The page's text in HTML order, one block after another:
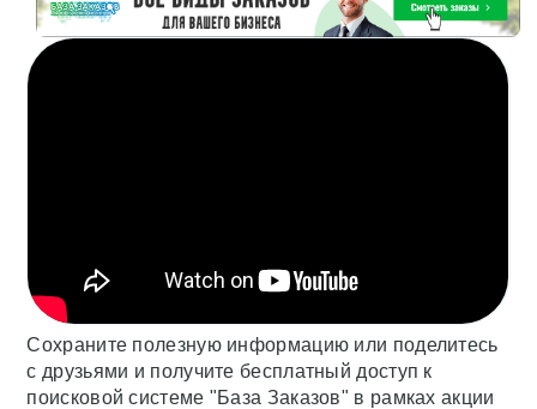
Сохраните полезную информацию или поделитесь
с друзьями и получите бесплатный доступ к
поисковой системе "База Заказов" в рамках акции